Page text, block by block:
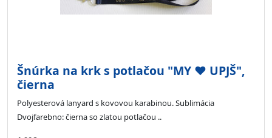
Šnúrka na krk s potlačou "MY ♥ UPJŠ",
čierna
Polyesterová lanyard s kovovou karabinou. Sublimácia
Dvojfarebno: čierna so zlatou potlačou ..